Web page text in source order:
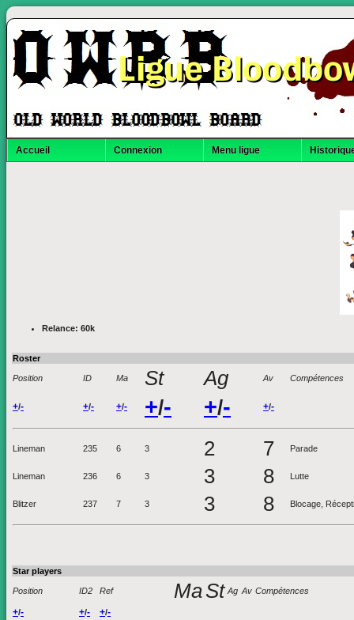
Ligue
Accueil Connexion Menu ligue
Relance: 60k
Roster
Position ID Ma St Ag Av Compétences
+/- +/- +/- +/- +/- +/-
Lineman 235 6 3 2 7 Parade
Lineman 236 6 3 3 8 Lutte
Blitzer 237 7 3 3 8 Blocage,
Star players
Position ID2 Ref MaSt Ag Av Compétences
+/- +/- +/-